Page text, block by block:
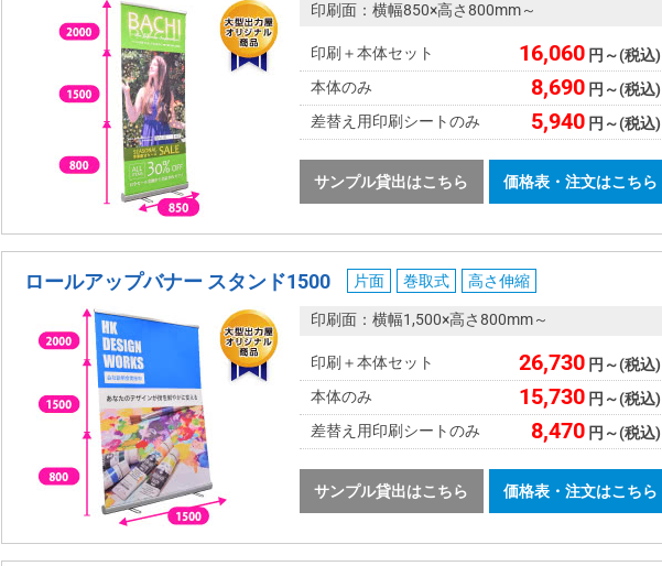
印刷面：横幅850×高さ800mm～
印刷＋本体セット 16,060 円～(税込)
本体のみ
8,690 円～(税込)
差替え用印刷シートのみ
5,940 円～(税込)
サンプル貸出はこちら 価格表・注文はこちら
ロールアップバナー スタンド1500 片面 巻取式 高さ伸縮
印刷面：横幅1,500×高さ800mm～
印刷＋本体セット 26,730 円～(税込)
本体のみ
15,730 円～(税込)
差替え用印刷シートのみ
8,470 円～(税込)
サンプル貸出はこちら 価格表・注文はこちら